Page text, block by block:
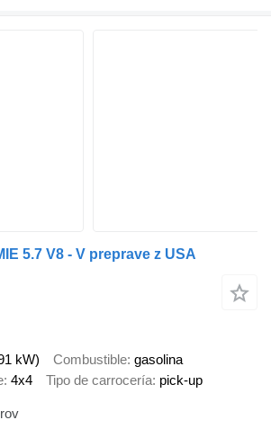
5.7 V8 - V preprave z USA
kW) Combustible gasolina
4x4 Tipo de carrocería pick-up